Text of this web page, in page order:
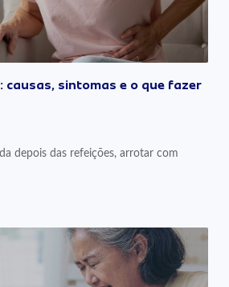
causas, sintomas e o que fazer
depois das refeições, arrotar com